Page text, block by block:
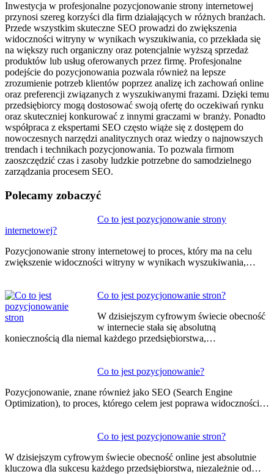
Inwestycja w profesjonalne pozycjonowanie strony internetowej
przynosi szereg korzyści dla firm działających w różnych branżach.
Przede wszystkim skuteczne SEO prowadzi do zwiększenia
widoczności witryny w wynikach wyszukiwania, co przekłada się
na większy ruch organiczny oraz potencjalnie wyższą sprzedaż
produktów lub usług oferowanych przez firmę. Profesjonalne
podejście do pozycjonowania pozwala również na lepsze
zrozumienie potrzeb klientów poprzez analizę ich zachowań online
oraz preferencji związanych z wyszukiwanymi frazami. Dzięki temu
przedsiębiorcy mogą dostosować swoją ofertę do oczekiwań rynku
oraz skuteczniej konkurować z innymi graczami w branży. Ponadto
współpraca z ekspertami SEO często wiąże się z dostępem do
nowoczesnych narzędzi analitycznych oraz wiedzy o najnowszych
trendach i technikach pozycjonowania. To pozwala firmom
zaoszczędzić czas i zasoby ludzkie potrzebne do samodzielnego
zarządzania procesem SEO.
Polecamy zobaczyć
Co to jest pozycjonowanie strony
internetowej?
Pozycjonowanie strony internetowej to proces, który ma na celu
zwiększenie widoczności witryny w wynikach wyszukiwania,…
Co to jest pozycjonowanie stron?
W dzisiejszym cyfrowym świecie obecność
w internecie stała się absolutną
koniecznością dla niemal każdego przedsiębiorstwa,…
Co to jest pozycjonowanie?
Pozycjonowanie, znane również jako SEO (Search Engine
Optimization), to proces, którego celem jest poprawa widoczności…
Co to jest pozycjonowanie stron?
W dzisiejszym cyfrowym świecie obecność online jest absolutnie
kluczowa dla sukcesu każdego przedsiębiorstwa, niezależnie od…
wpisu